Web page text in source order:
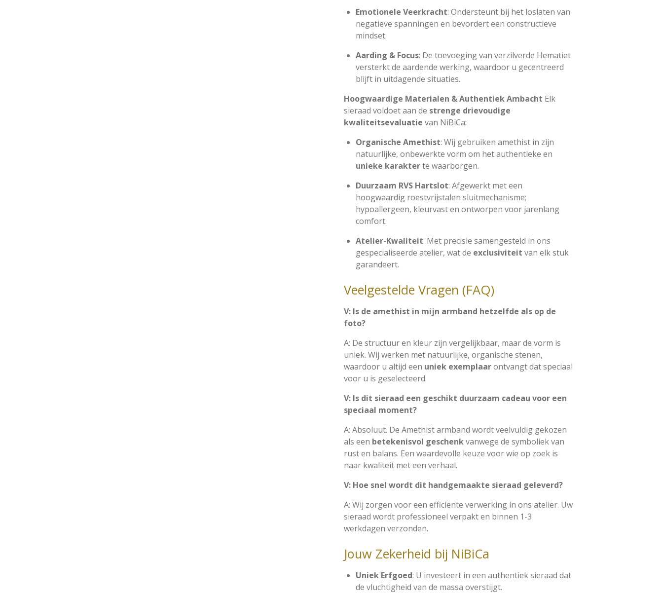
Emotionele Veerkracht: Ondersteunt bij het loslaten van
negatieve spanningen en bevordert een constructieve
mindset.
Aarding & Focus: De toevoeging van verzilverde Hematiet
versterkt de aardende werking, waardoor u gecentreerd
blijft in uitdagende situaties.
Hoogwaardige Materialen & Authentiek Ambacht Elk
sieraad voldoet aan de strenge drievoudige
kwaliteitsevaluatie van NiBiCa:
Organische Amethist: Wij gebruiken amethist in zijn
natuurlijke, onbewerkte vorm om het authentieke en
unieke karakterte waarborgen.
Duurzaam RVS Hartslot: Afgewerkt met een
hoogwaardig roestvrijstalen sluitmechanisme;
hypoallergeen, kleurvast en ontworpen voor jarenlang
comfort.
Atelier-Kwaliteit: Met precisie samengesteld in ons
gespecialiseerde atelier, wat de exclusiviteit van elk stuk
garandeert.
Veelgestelde Vragen (FAQ)
V: Is de amethist in mijn armband hetzelfde als op de
foto?
A: De structuur en kleur zijn vergelijkbaar, maar de vorm is
uniek. Wij werken met natuurlijke, organische stenen,
waardoor u altijd een uniek exemplaarontvangt dat speciaal
voor u is geselecteerd.
V: Is dit sieraad een geschikt duurzaam cadeau voor een
speciaal moment?
A: Absoluut. De Amethist armband wordt veelvuldig gekozen
als een betekenisvol geschenkvanwege de symboliek van
rust en balans. Een waardevolle keuze voor wie op zoek is
naar kwaliteit met een verhaal.
V: Hoe snel wordt dit handgemaakte sieraad geleverd?
A: Wij zorgen voor een efficiënte verwerking in ons atelier. Uw
sieraad wordt professioneel verpakt en binnen 1-3
werkdagen verzonden.
Jouw Zekerheid bij NiBiCa
Uniek Erfgoed: U investeert in een authentiek sieraad dat
de vluchtigheid van de massa overstijgt.